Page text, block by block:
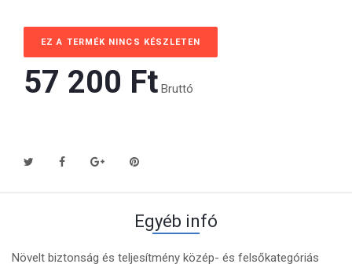
EZ A TERMÉK NINCS KÉSZLETEN
57 200 Ft‎ Bruttó
Egyéb infó
Növelt biztonság és teljesítmény közép- és felsőkategóriás